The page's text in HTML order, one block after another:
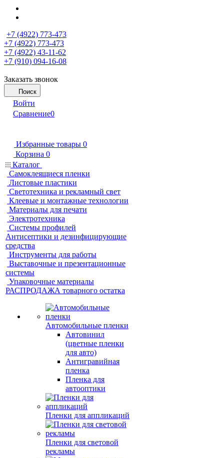
+7 (4922) 773-473
+7 (4922) 773-473
+7 (4922) 43-11-62
+7 (910) 094-16-08
Заказать звонок
Поиск
Войти
Сравнение0
Избранные товары 0
Корзина 0
Каталог
Самоклеящиеся пленки
Листовые пластики
Светотехника и рекламный свет
Клеевые и монтажные технологии
Материалы для печати
Электротехника
Системы профилей
Антисептики и дезинфицирующие
средства
Инструменты для работы
Выставочные и презентационные
системы
Упаковочные материалы
РАСПРОДАЖА товарного остатка
Автомобильные пленки
Автовинил
(цветные пленки
для авто)
Антигравийная
пленка
Пленка для
автооптики
Пленки для аппликаций
Пленки для световой
рекламы